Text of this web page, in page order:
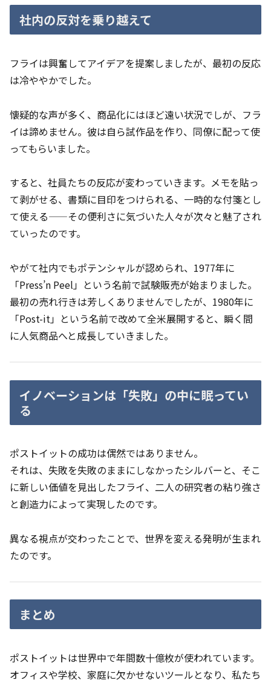
社内の反対を乗り越えて
フライは興奮してアイデアを提案しましたが、最初の反応
は冷ややかでした。
懐疑的な声が多く、商品化にはほど遠い状況でしが、フラ
イは諦めません。彼は自ら試作品を作り、同僚に配って使
ってもらいました。
すると、社員たちの反応が変わっていきます。メモを貼っ
て剥がせる、書類に目印をつけられる、一時的な付箋とし
て使える——その便利さに気づいた人々が次々と魅了され
ていったのです。
やがて社内でもポテンシャルが認められ、1977年に
「Press’n Peel」という名前で試験販売が始まりました。
最初の売れ行きは芳しくありませんでしたが、1980年に
「Post-it」という名前で改めて全米展開すると、瞬く間
に人気商品へと成長していきました。
イノベーションは「失敗」の中に眠ってい
る
ポストイットの成功は偶然ではありません。
それは、失敗を失敗のままにしなかったシルバーと、そこ
に新しい価値を見出したフライ、二人の研究者の粘り強さ
と創造力によって実現したのです。
異なる視点が交わったことで、世界を変える発明が生まれ
たのです。
まとめ
ポストイットは世界中で年間数十億枚が使われています。
オフィスや学校、家庭に欠かせないツールとなり、私たち